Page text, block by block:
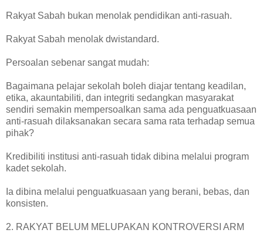
Rakyat Sabah bukan menolak pendidikan anti-rasuah.
Rakyat Sabah menolak dwistandard.
Persoalan sebenar sangat mudah:
Bagaimana pelajar sekolah boleh diajar tentang keadilan,
etika, akauntabiliti, dan integriti sedangkan masyarakat
sendiri semakin mempersoalkan sama ada penguatkuasaan
anti-rasuah dilaksanakan secara sama rata terhadap semua
pihak?
Kredibiliti institusi anti-rasuah tidak dibina melalui program
kadet sekolah.
Ia dibina melalui penguatkuasaan yang berani, bebas, dan
konsisten.
2. RAKYAT BELUM MELUPAKAN KONTROVERSI ARM